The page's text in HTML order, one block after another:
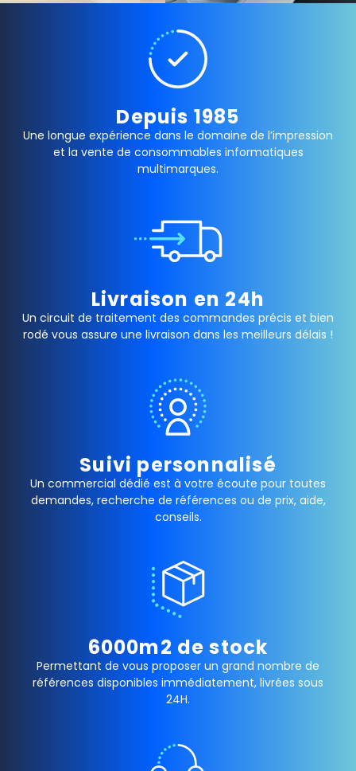
Depuis 1985
Une longue expérience dans le domaine de l’impression
et la vente de consommables informatiques
multimarques.
Livraison en 24h
Un circuit de traitement des commandes précis et bien
rodé vous assure une livraison dans les meilleurs délais !
Suivi personnalisé
Un commercial dédié est à votre écoute pour toutes
demandes, recherche de références ou de prix, aide,
conseils.
6000m2 de stock
Permettant de vous proposer un grand nombre de
références disponibles immédiatement, livrées sous
24H.